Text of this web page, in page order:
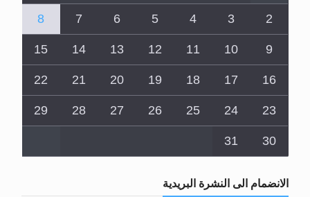
2
3
4
5
6
7
8
9
10
11
12
13
14
15
16
17
18
19
20
21
22
23
24
25
26
27
28
29
30
31
الانضمام الى النشرة البريدية